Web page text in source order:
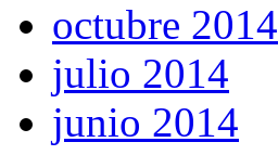
octubre 2014
julio 2014
junio 2014